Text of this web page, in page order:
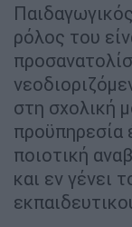
ρόλος του
στη σχολική
προϋπηρεσία
ποιοτική
και εν γένει